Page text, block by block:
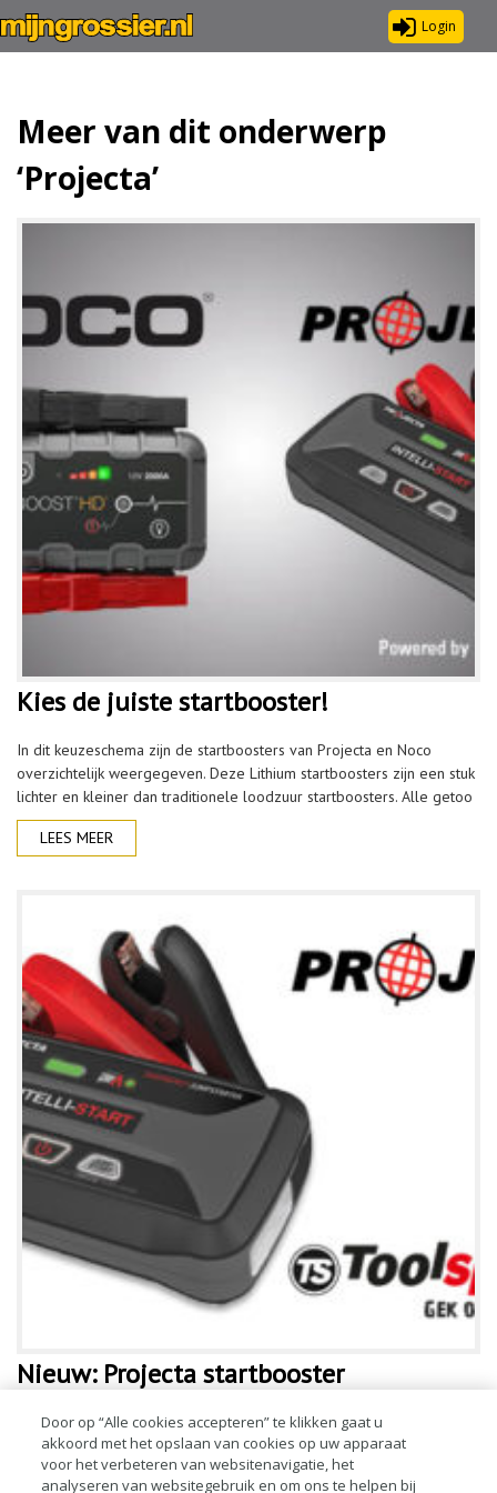
Login
Meer van dit onderwerp
‘Projecta’
Kies de juiste startbooster!
In dit keuzeschema zijn de startboosters van Projecta en Noco
overzichtelijk weergegeven. Deze Lithium startboosters zijn een stuk
lichter en kleiner dan traditionele loodzuur startboosters. Alle getoo
LEES MEER
Nieuw: Projecta startbooster
De Projecta startbooster is binnen 40 seconden opgeladen door de
Rapid Recharge technologie, heeft uitstekende prestaties en een 4
keer langere levensduur, is veiliger en minder gevoelig voor
Door op “Alle cookies accepteren” te klikken gaat u
akkoord met het opslaan van cookies op uw apparaat
voor het verbeteren van websitenavigatie, het
analyseren van websitegebruik en om ons te helpen bij